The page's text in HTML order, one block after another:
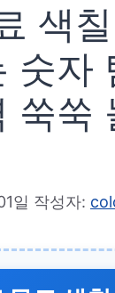
색칠
숫자
쑥쑥
일 작성자: